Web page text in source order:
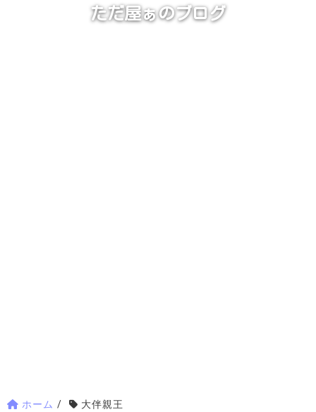
ただ屋ぁのブログ
ホーム / 大伴親王